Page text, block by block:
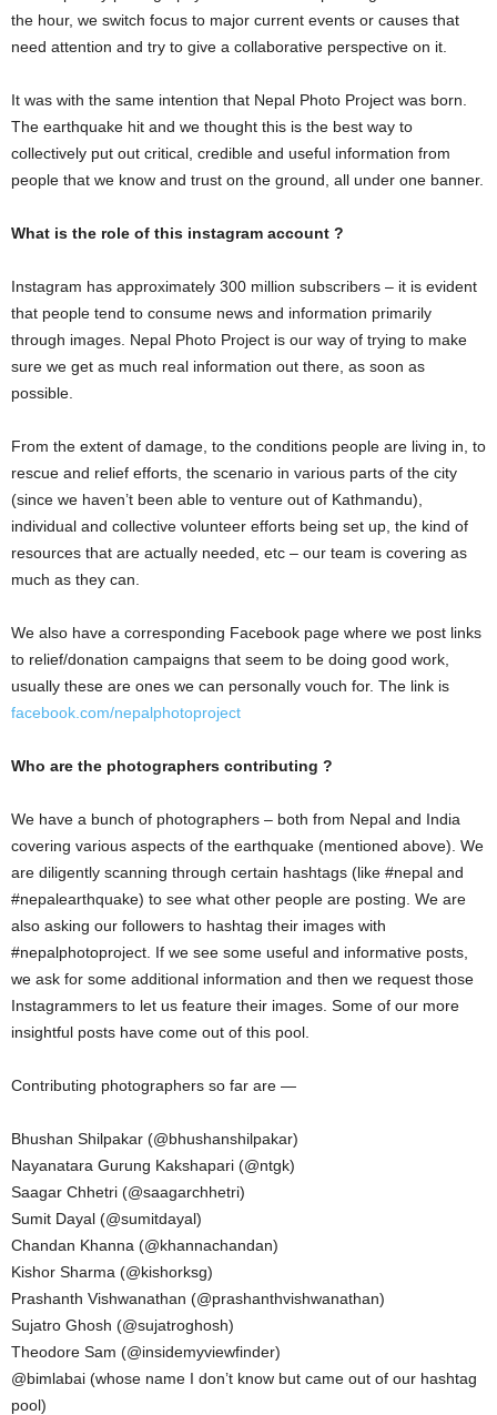
the hour, we switch focus to major current events or causes that
need attention and try to give a collaborative perspective on it.
It was with the same intention that Nepal Photo Project was born.
The earthquake hit and we thought this is the best way to
collectively put out critical, credible and useful information from
people that we know and trust on the ground, all under one banner.
What is the role of this instagram account ?
Instagram has approximately 300 million subscribers – it is evident
that people tend to consume news and information primarily
through images. Nepal Photo Project is our way of trying to make
sure we get as much real information out there, as soon as
possible.
From the extent of damage, to the conditions people are living in, to
rescue and relief efforts, the scenario in various parts of the city
(since we haven’t been able to venture out of Kathmandu),
individual and collective volunteer efforts being set up, the kind of
resources that are actually needed, etc – our team is covering as
much as they can.
We also have a corresponding Facebook page where we post links
to relief/donation campaigns that seem to be doing good work,
usually these are ones we can personally vouch for. The link is
facebook.com/nepalphotoproject
Who are the photographers contributing ?
We have a bunch of photographers – both from Nepal and India
covering various aspects of the earthquake (mentioned above). We
are diligently scanning through certain hashtags (like #nepal and
#nepalearthquake) to see what other people are posting. We are
also asking our followers to hashtag their images with
#nepalphotoproject. If we see some useful and informative posts,
we ask for some additional information and then we request those
Instagrammers to let us feature their images. Some of our more
insightful posts have come out of this pool.
Contributing photographers so far are —
Bhushan Shilpakar (@bhushanshilpakar)
Nayanatara Gurung Kakshapari (@ntgk)
Saagar Chhetri (@saagarchhetri)
Sumit Dayal (@sumitdayal)
Chandan Khanna (@khannachandan)
Kishor Sharma (@kishorksg)
Prashanth Vishwanathan (@prashanthvishwanathan)
Sujatro Ghosh (@sujatroghosh)
Theodore Sam (@insidemyviewfinder)
@bimlabai (whose name I don’t know but came out of our hashtag
pool)